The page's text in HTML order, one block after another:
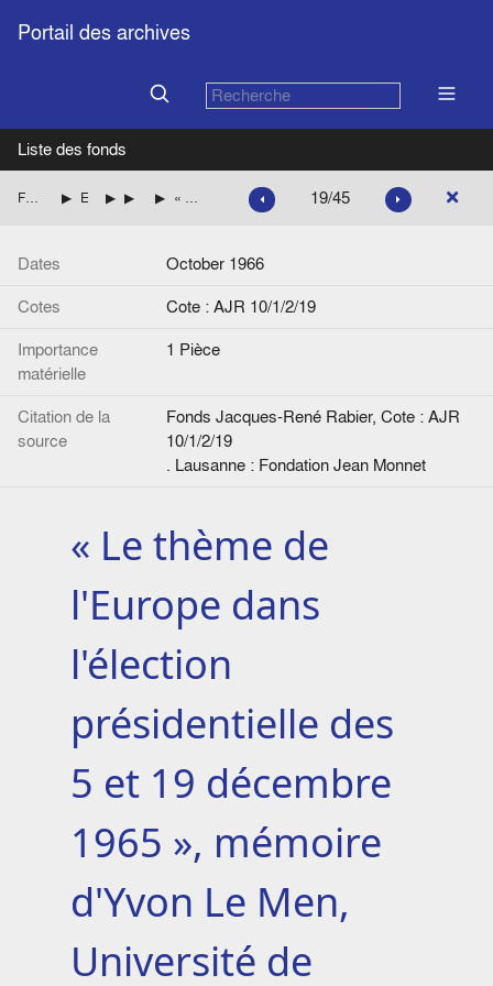
Portail des archives
Liste des fonds
Fonds Jacques-René Rabier FranceElections en France
« Le thème de l'Europe dans l'élection présidentielle des 5 et 19 décembre 1965 », mémoire d'Yvon Le Men, Université de Rennes 19/45
Dates
October 1966
Cotes
Cote : AJR 10/1/2/19
Importance
matérielle
1 Pièce
Citation de la
source
Fonds Jacques-René Rabier, Cote : AJR
10/1/2/19
. Lausanne : Fondation Jean Monnet
« Le thème de
l'Europe dans
l'élection
présidentielle des
5 et 19 décembre
1965 », mémoire
d'Yvon Le Men,
Université de